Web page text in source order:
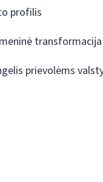
profilis
transformacija
prievolėms